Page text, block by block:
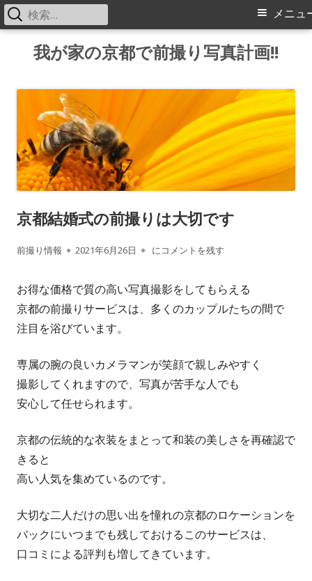
我が家の京都で前撮り写真計画!!
メ
メニュ
検
索:
京都結婚式の前撮りは大切です
作
者
前撮り情報
公
2021年6月26日 京都結婚式の前撮りは大切です
にコメントを残す
お得な価格で質の高い写真撮影をしてもらえる
京都の前撮りサービスは、多くのカップルたちの間で
注目を浴びています。
専属の腕の良いカメラマンが笑顔で親しみやすく
撮影してくれますので、写真が苦手な人でも
安心して任せられます。
京都の伝統的な衣装をまとって和装の美しさを再確認で
きると
高い人気を集めているのです。
大切な二人だけの思い出を憧れの京都のロケーションを
バックにいつまでも残しておけるこのサービスは、
口コミによる評判も増してきています。